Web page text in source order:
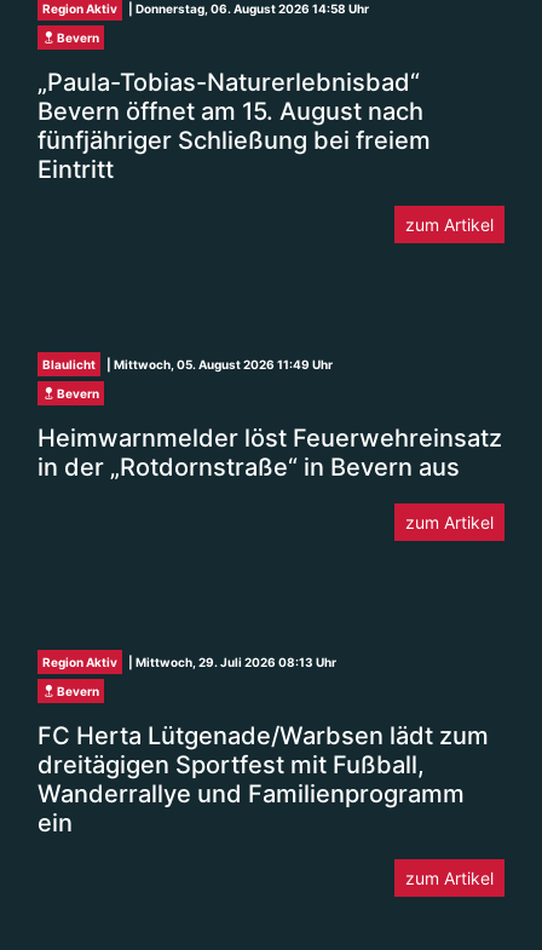
Region Aktiv
| Donnerstag, 06. August 2026 14:58 Uhr
Bevern
„Paula-Tobias-Naturerlebnisbad“
Bevern öffnet am 15. August nach
fünfjähriger Schließung bei freiem
Eintritt
zum Artikel
Blaulicht
| Mittwoch, 05. August 2026 11:49 Uhr
Bevern
Heimwarnmelder löst Feuerwehreinsatz
in der „Rotdornstraße“ in Bevern aus
zum Artikel
Region Aktiv
| Mittwoch, 29. Juli 2026 08:13 Uhr
Bevern
FC Herta Lütgenade/Warbsen lädt zum
dreitägigen Sportfest mit Fußball,
Wanderrallye und Familienprogramm
ein
zum Artikel